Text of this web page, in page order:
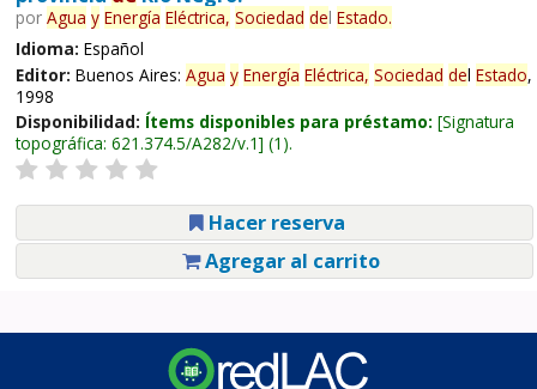
por Agua y Energía Eléctrica, Sociedad del Estado.
Idioma: Español
Editor: Buenos Aires: Agua y Energía Eléctrica, Sociedad del Estado,
1998
Disponibilidad: Ítems disponibles para préstamo: Signatura
topográfica: 621.374.5/A282/v.1 (1).
Hacer reserva
Agregar al carrito